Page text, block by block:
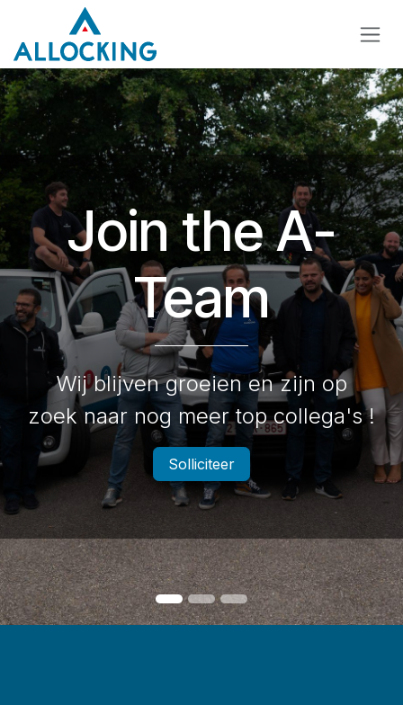
Overslaan naar inhoud
Join the A-
Team
Wij blijven groeien en zijn op
zoek naar nog meer top collega's !
Solliciteer